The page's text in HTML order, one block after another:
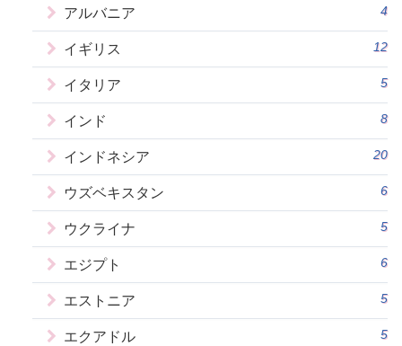
アルバニア 4
イギリス 12
イタリア 5
インド 8
インドネシア 20
ウズベキスタン 6
ウクライナ 5
エジプト 6
エストニア 5
エクアドル 5